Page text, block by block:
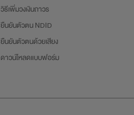
วิธีเพิ่มวงเงินถาวร
ยืนยันตัวตน NDID
ยืนยันตัวตนด้วยเสียง
ดาวน์โหลดแบบฟอร์ม